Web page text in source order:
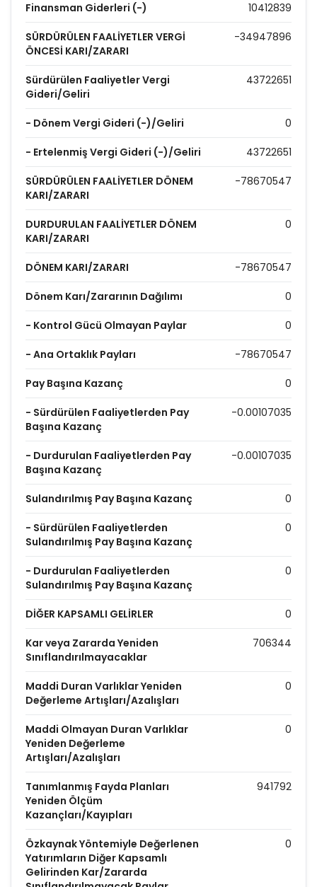
Finansman Giderleri (-) 10412839
SÜRDÜRÜLEN FAALİYETLER VERGİ
ÖNCESİ KARI/ZARARI
-34947896
Sürdürülen Faaliyetler Vergi
Gideri/Geliri
43722651
- Dönem Vergi Gideri (-)/Geliri 0
- Ertelenmiş Vergi Gideri (-)/Geliri 43722651
SÜRDÜRÜLEN FAALİYETLER DÖNEM
KARI/ZARARI
-78670547
DURDURULAN FAALİYETLER DÖNEM
KARI/ZARARI
0
DÖNEM KARI/ZARARI -78670547
Dönem Karı/Zararının Dağılımı 0
- Kontrol Gücü Olmayan Paylar 0
- Ana Ortaklık Payları -78670547
Pay Başına Kazanç 0
- Sürdürülen Faaliyetlerden Pay
Başına Kazanç
-0.00107035
- Durdurulan Faaliyetlerden Pay
Başına Kazanç
-0.00107035
Sulandırılmış Pay Başına Kazanç 0
- Sürdürülen Faaliyetlerden
Sulandırılmış Pay Başına Kazanç
0
- Durdurulan Faaliyetlerden
Sulandırılmış Pay Başına Kazanç
0
DİĞER KAPSAMLI GELİRLER 0
Kar veya Zararda Yeniden
Sınıflandırılmayacaklar
706344
Maddi Duran Varlıklar Yeniden
Değerleme Artışları/Azalışları
0
Maddi Olmayan Duran Varlıklar
Yeniden Değerleme
Artışları/Azalışları
0
Tanımlanmış Fayda Planları
Yeniden Ölçüm
Kazançları/Kayıpları
941792
Özkaynak Yöntemiyle Değerlenen
Yatırımların Diğer Kapsamlı
Gelirinden Kar/Zararda
0